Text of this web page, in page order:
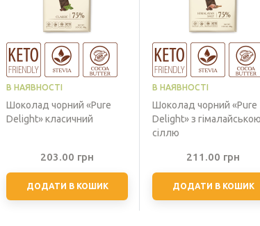
В НАЯВНОСТІ
Шоколад чорний «Pure
Delight» класичний
203.00 грн
ДОДАТИ В КОШИК
В НАЯВНОСТІ
Шоколад чорний «Pure
Delight» з гімалайською
сіллю
211.00 грн
ДОДАТИ В КОШИК